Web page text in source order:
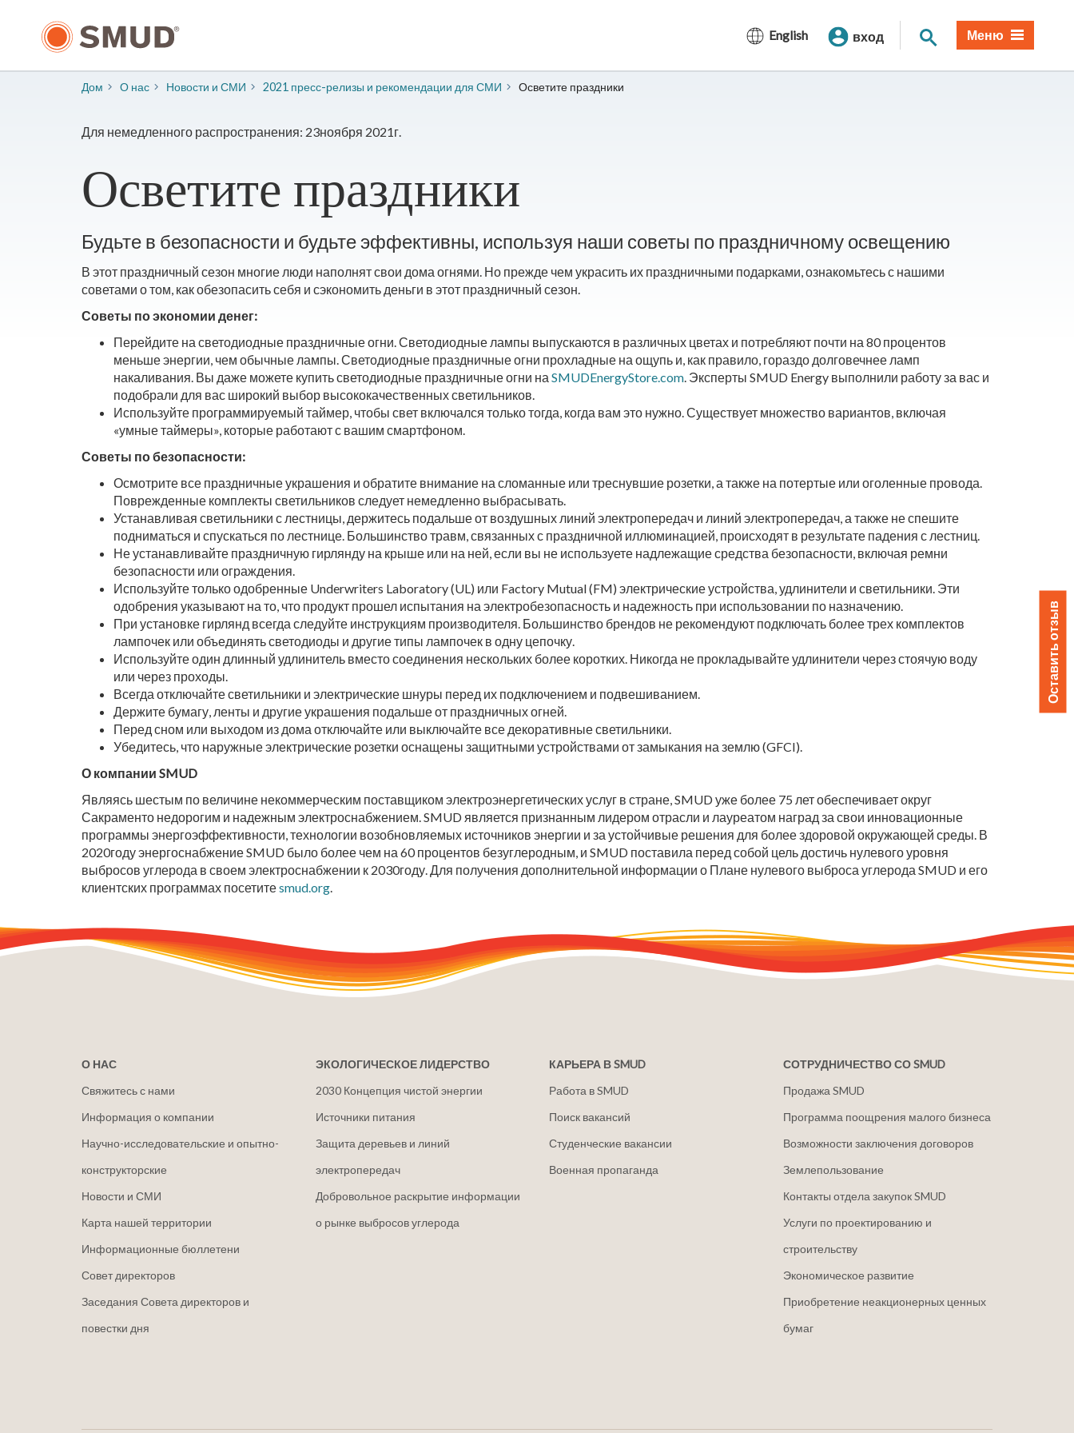
основному
English вход Поиск по сайту
Меню
Дом О нас ​Новости и СМИ 2021 пресс-релизы и рекомендации для СМИ Осветите праздники
Для немедленного распространения: 23ноября 2021г.
Осветите праздники
Будьте в безопасности и будьте эффективны, используя наши советы по праздничному освещению
В этот праздничный сезон многие люди наполнят свои дома огнями. Но прежде чем украсить их праздничными подарками, ознакомьтесь с нашими
советами о том, как обезопасить себя и сэкономить деньги в этот праздничный сезон.
Советы по экономии денег:
Перейдите на светодиодные праздничные огни. Светодиодные лампы выпускаются в различных цветах и потребляют почти на 80 процентов
меньше энергии, чем обычные лампы. Светодиодные праздничные огни прохладные на ощупь и, как правило, гораздо долговечнее ламп
накаливания. Вы даже можете купить светодиодные праздничные огни на SMUDEnergyStore.com. Эксперты SMUD Energy выполнили работу за вас и
подобрали для вас широкий выбор высококачественных светильников.
Используйте программируемый таймер, чтобы свет включался только тогда, когда вам это нужно. Существует множество вариантов, включая
«умные таймеры», которые работают с вашим смартфоном.
Советы по безопасности:
Осмотрите все праздничные украшения и обратите внимание на сломанные или треснувшие розетки, а также на потертые или оголенные провода.
Поврежденные комплекты светильников следует немедленно выбрасывать.
Устанавливая светильники с лестницы, держитесь подальше от воздушных линий электропередач и линий электропередач, а также не спешите
подниматься и спускаться по лестнице. Большинство травм, связанных с праздничной иллюминацией, происходят в результате падения с лестниц.
Не устанавливайте праздничную гирлянду на крыше или на ней, если вы не используете надлежащие средства безопасности, включая ремни
безопасности или ограждения.
Используйте только одобренные Underwriters Laboratory (UL) или Factory Mutual (FM) электрические устройства, удлинители и светильники. Эти
одобрения указывают на то, что продукт прошел испытания на электробезопасность и надежность при использовании по назначению.
При установке гирлянд всегда следуйте инструкциям производителя. Большинство брендов не рекомендуют подключать более трех комплектов
лампочек или объединять светодиоды и другие типы лампочек в одну цепочку.
Используйте один длинный удлинитель вместо соединения нескольких более коротких. Никогда не прокладывайте удлинители через стоячую воду
или через проходы.
Всегда отключайте светильники и электрические шнуры перед их подключением и подвешиванием.
Держите бумагу, ленты и другие украшения подальше от праздничных огней.
Перед сном или выходом из дома отключайте или выключайте все декоративные светильники.
Убедитесь, что наружные электрические розетки оснащены защитными устройствами от замыкания на землю (GFCI).
О компании SMUD
Являясь шестым по величине некоммерческим поставщиком электроэнергетических услуг в стране, SMUD уже более 75 лет обеспечивает округ
Сакраменто недорогим и надежным электроснабжением. SMUD является признанным лидером отрасли и лауреатом наград за свои инновационные
программы энергоэффективности, технологии возобновляемых источников энергии и за устойчивые решения для более здоровой окружающей среды. В
2020году энергоснабжение SMUD было более чем на 60 процентов безуглеродным, и SMUD поставила перед собой цель достичь нулевого уровня
выбросов углерода в своем электроснабжении к 2030году. Для получения дополнительной информации о Плане нулевого выброса углерода SMUD и его
клиентских программах посетитеsmud.org.
О НАС
Свяжитесь с нами
Информация о компании
Научно-исследовательские и опытно-
конструкторские
Новости и СМИ
Карта нашей территории
Информационные бюллетени
Совет директоров
Заседания Совета директоров и
повестки дня
ЭКОЛОГИЧЕСКОЕ ЛИДЕРСТВО
2030 Концепция чистой энергии
Источники питания
Защита деревьев и линий
электропередач
Добровольное раскрытие информации
о рынке выбросов углерода
КАРЬЕРА В SMUD
Работа в SMUD
Поиск вакансий
Студенческие вакансии
Военная пропаганда
СОТРУДНИЧЕСТВО СО SMUD
Продажа SMUD
Программа поощрения малого бизнеса
Возможности заключения договоров
Землепользование
Контакты отдела закупок SMUD
Услуги по проектированию и
строительству
Экономическое развитие
Приобретение неакционерных ценных
бумаг
Оставить отзыв